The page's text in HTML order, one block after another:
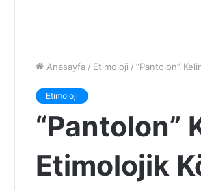
Anasayfa / Etimoloji / “Pantolon”
Etimoloji
“Pantolon”
Etimolojik